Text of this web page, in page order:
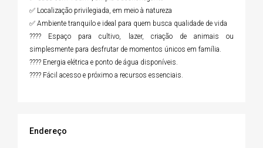
✅ Localização privilegiada, em meio à natureza
✅ Ambiente tranquilo e ideal para quem busca qualidade de vida
???? Espaço para cultivo, lazer, criação de animais ou
simplesmente para desfrutar de momentos únicos em família.
???? Energia elétrica e ponto de água disponíveis.
???? Fácil acesso e próximo a recursos essenciais.
Endereço